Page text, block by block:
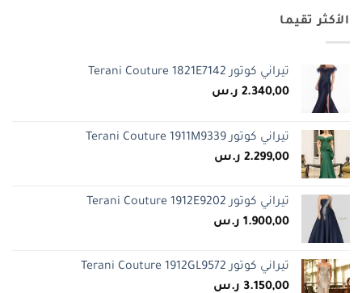
الأكثر تقيما
تيراني كوتور Terani Couture 1821E7142
2.340,00 ر.س
تيراني كوتور Terani Couture 1911M9339
2.299,00 ر.س
تيراني كوتور Terani Couture 1912E9202
1.900,00 ر.س
تيراني كوتور Terani Couture 1912GL9572
3.150,00 ر.س